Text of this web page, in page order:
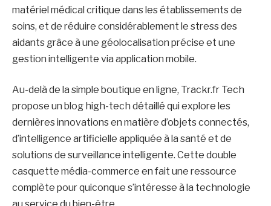
matériel médical critique dans les établissements de
soins, et de réduire considérablement le stress des
aidants grâce à une géolocalisation précise et une
gestion intelligente via application mobile.
Au-delà de la simple boutique en ligne, Trackr.fr Tech
propose un blog high-tech détaillé qui explore les
dernières innovations en matière d’objets connectés,
d’intelligence artificielle appliquée à la santé et de
solutions de surveillance intelligente. Cette double
casquette média-commerce en fait une ressource
complète pour quiconque s’intéresse à la technologie